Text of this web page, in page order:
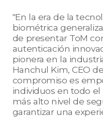
"En la era de la
biométrica
de presentar ToM
autenticación
pionera en la
Hanchul Kim, CEO
compromiso es
individuos en todo
más alto nivel de
garantizar una